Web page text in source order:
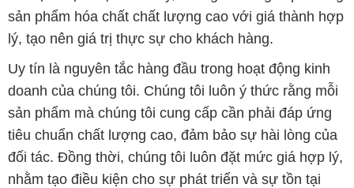
sản phẩm hóa chất chất lượng cao với giá thành hợp
lý, tạo nên giá trị thực sự cho khách hàng.
Uy tín là nguyên tắc hàng đầu trong hoạt động kinh
doanh của chúng tôi. Chúng tôi luôn ý thức rằng mỗi
sản phẩm mà chúng tôi cung cấp cần phải đáp ứng
tiêu chuẩn chất lượng cao, đảm bảo sự hài lòng của
đối tác. Đồng thời, chúng tôi luôn đặt mức giá hợp lý,
nhằm tạo điều kiện cho sự phát triển và sự tồn tại